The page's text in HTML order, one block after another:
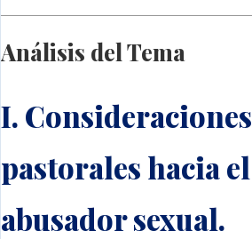
Análisis del Tema
I. Consideraciones
pastorales hacia el
abusador sexual.